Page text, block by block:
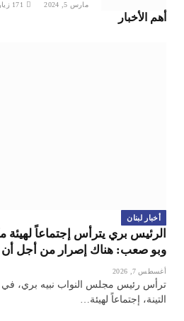
مارس 5, 2024 171
أهم الأخبار
أخبار لبنان
الرئيس بري يترأس إجتماعاً
وبو صعب: هناك إصرار من أجل أن
أغسطس 7, 2026
ترأس رئيس مجلس النواب نبيه بري، في
التينة، إجتماعاً لهيئة…